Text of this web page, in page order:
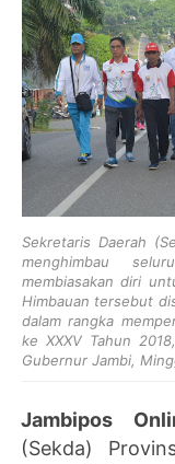
Sekretaris Daerah
menghimbau
membiasakan diri
Himbauan tersebut
dalam rangka
ke XXXV Tahun
Gubernur Jambi,
Jambipos
(Sekda)